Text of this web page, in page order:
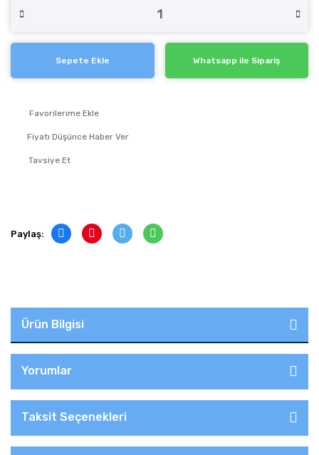
Sepete Ekle Whatsapp ile Sipariş
Fiyatı Düşünce Haber Ver
Tavsiye Et
Paylaş:
Ürün Bilgisi
Yorumlar
Taksit Seçenekleri